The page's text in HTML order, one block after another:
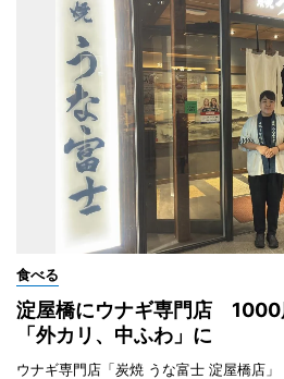
食べる
淀屋橋にウナギ専門店 1000
「外カリ、中ふわ」に
ウナギ専門店「炭焼 うな富士 淀屋橋店」